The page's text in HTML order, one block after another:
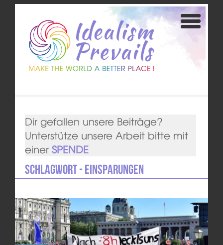
Dir gefallen unsere Beiträge?
Unterstütze unsere Arbeit bitte mit
einer SPENDE
Schlagwort - Einsparungen